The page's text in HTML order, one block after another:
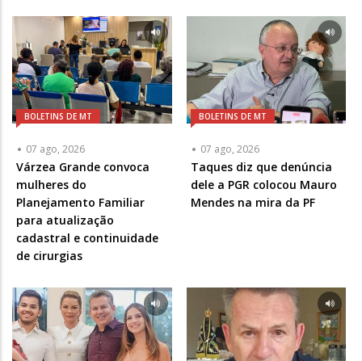
BOLETINS DE MT
07 ago, 2026
Várzea Grande convoca
mulheres do
Planejamento Familiar
para atualização
cadastral e continuidade
de cirurgias
BOLETINS DE MT
07 ago, 2026
Taques diz que denúncia
dele a PGR colocou Mauro
Mendes na mira da PF